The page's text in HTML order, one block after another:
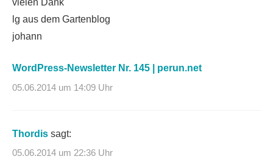
vielen Dank
lg aus dem Gartenblog
johann
WordPress-Newsletter Nr. 145 | perun.net
05.06.2014 um 14:09 Uhr
Thordis sagt:
05.06.2014 um 22:36 Uhr